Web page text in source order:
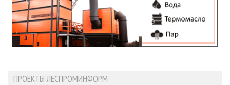
ПРОЕКТЫ ЛЕСПРОМИНФОРМ